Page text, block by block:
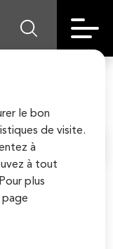
le bon
de visite.
à
à tout
plus
Skip to
site map
Rechercher sur